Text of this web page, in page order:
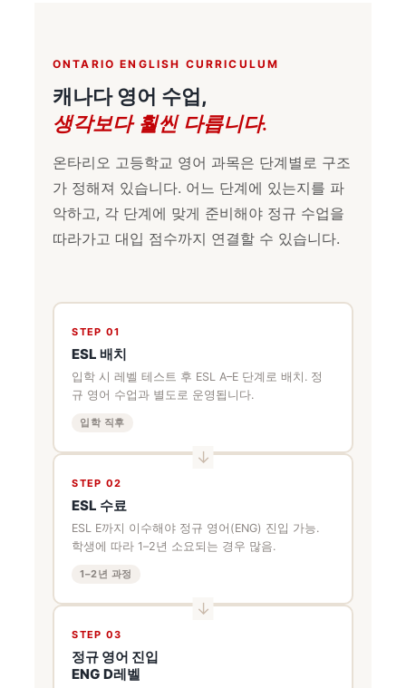
ONTARIO ENGLISH CURRICULUM
캐나다 영어 수업,
생각보다 훨씬 다릅니다.
온타리오 고등학교 영어 과목은 단계별로 구조
가 정해져 있습니다. 어느 단계에 있는지를 파
악하고, 각 단계에 맞게 준비해야 정규 수업을
따라가고 대입 점수까지 연결할 수 있습니다.
STEP 01
ESL 배치
입학 시 레벨 테스트 후 ESL A–E 단계로 배치. 정
규 영어 수업과 별도로 운영됩니다.
입학 직후
STEP 02
ESL 수료
ESL E까지 이수해야 정규 영어(ENG) 진입 가능.
학생에 따라 1–2년 소요되는 경우 많음.
1–2년 과정
STEP 03
정규 영어 진입
ENG D레벨